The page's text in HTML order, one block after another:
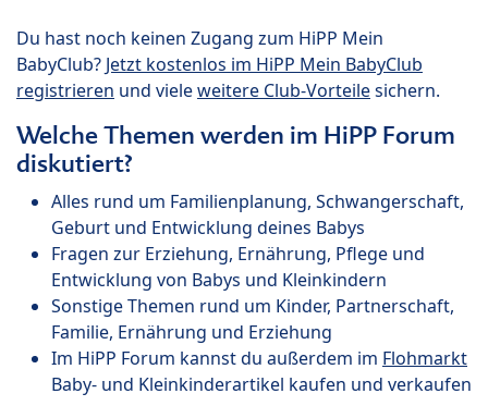
Du hast noch keinen Zugang zum HiPP Mein
BabyClub? Jetzt kostenlos im HiPP Mein BabyClub
registrieren und vieleweitere Club-Vorteilesichern.
Welche Themen werden im HiPP Forum
diskutiert?
Alles rund um Familienplanung, Schwangerschaft,
Geburt und Entwicklung deines Babys
Fragen zur Erziehung, Ernährung, Pflege und
Entwicklung von Babys und Kleinkindern
Sonstige Themen rund um Kinder, Partnerschaft,
Familie, Ernährung und Erziehung
Im HiPP Forum kannst du außerdem im Flohmarkt
Baby- und Kleinkinderartikel kaufen und verkaufen